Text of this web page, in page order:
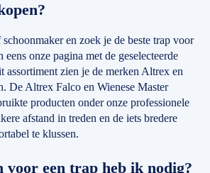
en zoek je de beste trap voor
onze pagina met de geselecteerde
assortiment zien je de merken Altrex en
De Altrex Falco en Wienese Master
producten onder onze professionele
afstand in treden en de iets bredere
te klussen.
voor een trap heb ik nodig?